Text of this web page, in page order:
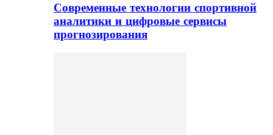
Современные технологии спортивной
аналитики и цифровые сервисы
прогнозирования